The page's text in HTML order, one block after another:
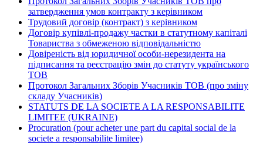
затвердження умов контракту з керівником
Трудовий договір (контракт) з керівником
Договір купівлі-продажу частки в статутному капіталі
Товариства з обмеженою відповідальністю
Довіреність від юридичної особи-нерезидента на
підписання та реєстрацію змін до статуту українського
ТОВ
Протокол Загальних Зборів Учасників ТОВ (про зміну
складу Учасників)
STATUTS DE LA SOCIETE A LA RESPONSABILITE
LIMITEE (UKRAINE)
Procuration (pour acheter une part du capital social de la
societe a responsabilite limitee)